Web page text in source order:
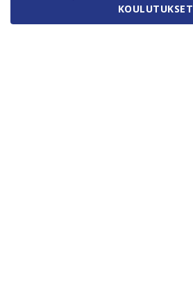
KOULUTUKSET